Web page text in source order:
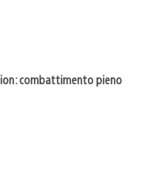
combattimento pieno